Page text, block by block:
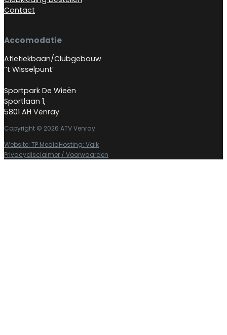
Contact
Accomodatie
Atletiekbaan/Clubgebouw
‘’t Wisselpunt’
Sportpark De Wieën
Sportlaan 1,
5801 AH Venray
Copyright © 2026 ATV Venray
Website: TP MediaHosting: Valk
Privacydisclaimer / Voorwaarden